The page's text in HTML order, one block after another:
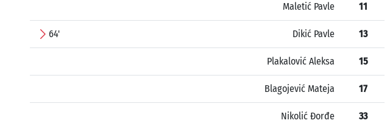
Maletić Pavle 11
64' Dikić Pavle 13
Plakalović Aleksa 15
Blagojević Mateja 17
Nikolić Đorđe 33